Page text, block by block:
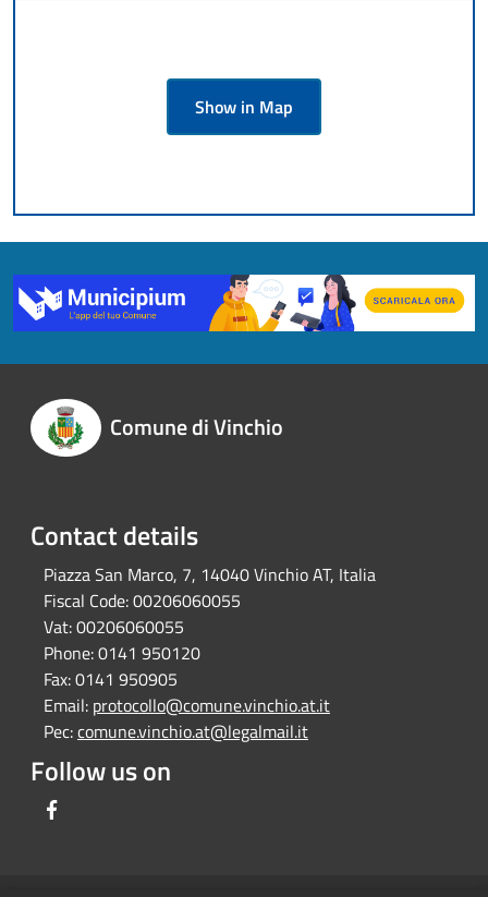
Show in Map
Comune di Vinchio
Contact details
Piazza San Marco, 7, 14040 Vinchio AT, Italia
Fiscal Code:00206060055
Vat:00206060055
Phone:0141 950120
Fax:0141 950905
Email: protocollo@comune.vinchio.at.it
Pec:comune.vinchio.at@legalmail.it
Follow us on